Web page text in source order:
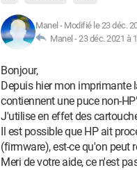
Manel - Modifié le 23 déc.
Manel -23 déc. 2021 à
Bonjour,
Depuis hier mon imprimante
contiennent une puce non-
J'utilise en effet des
Il est possible que HP ait
(firmware), est-ce qu'on peut
Meri de votre aide, ce n'est